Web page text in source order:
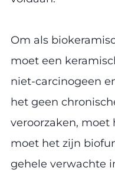
Om als
moet een
niet-carcinogeen
het geen
veroorzaken,
moet het zijn
gehele verwachte